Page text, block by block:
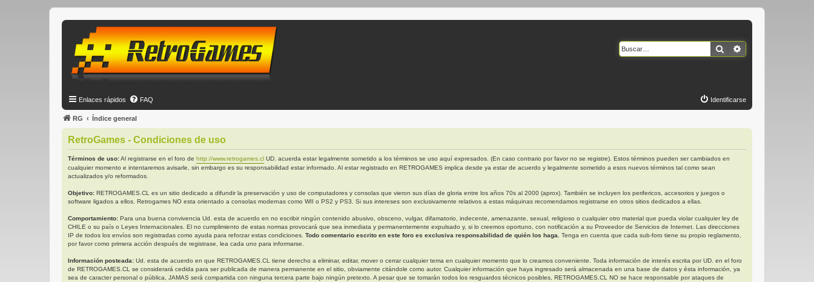
Buscar
Enlaces rápidos FAQ Identificarse
RG Índice general
RetroGames - Condiciones de uso
Términos de uso:Al registrarse en el foro de http://www.retrogames.cl UD. acuerda estar legalmente sometido a los términos se uso aquí expresados. (En caso contrario por favor no se registre). Estos términos pueden ser cambiados en
cualquier momento e intentaremos avisarle, sin embargo es su responsabilidad estar informado. Al estar registrado en RETROGAMES implica desde ya estar de acuerdo y legalmente sometido a esos nuevos términos tal como sean
actualizados y/o reformados.
Objetivo: RETROGAMES.CL es un sitio dedicado a difundir la preservación y uso de computadores y consolas que vieron sus días de gloria entre los años 70s al 2000 (aprox). También se incluyen los perifericos, accesorios y juegos o
software ligados a ellos. Retrogames NO esta orientado a consolas modernas como WII o PS2 y PS3. Si sus intereses son exclusivamente relativos a estas máquinas recomendamos registrarse en otros sitios dedicados a ellas.
Comportamiento: Para una buena convivencia Ud. esta de acuerdo en no escribir ningún contenido abusivo, obsceno, vulgar, difamatorio, indecente, amenazante, sexual, religioso o cualquier otro material que pueda violar cualquier ley de
CHILE o su país o Leyes Internacionales. El no cumplimiento de estas normas provocará que sea inmediata y permanentemente expulsado y, si lo creemos oportuno, con notificación a su Proveedor de Servicios de Internet. Las direcciones
IP de todos los envíos son registradas como ayuda para reforzar estas condiciones. Todo comentario escrito en este foro es exclusiva responsabilidad de quién los haga.
Tenga en cuenta que cada sub-foro tiene su propio reglamento,
por favor como primera acción después de registrase, lea cada uno para informarse.
Información posteada: Ud. esta de acuerdo en que RETROGAMES.CL tiene derecho a eliminar, editar, mover o cerrar cualquier tema en cualquier momento que lo creamos conveniente. Toda información de interés escrita por UD. en el foro
de RETROGAMES.CL se considerará cedida para ser publicada de manera permanente en el sitio, obviamente citándole como autor. Cualquier información que haya ingresado será almacenada en una base de datos y ésta información, ya
sea de caracter personal o pública, JAMAS será compartida con ninguna tercera parte bajo ningún pretexto. A pesar que se tomarán todos los resguardos técnicos posibles, RETROGAMES.CL NO se hace responsable por ataques de